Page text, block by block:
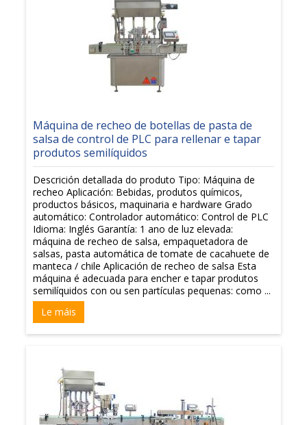
Máquina de recheo de botellas de pasta de
salsa de control de PLC para rellenar e tapar
produtos semilíquidos
Descrición detallada do produto Tipo: Máquina de
recheo Aplicación: Bebidas, produtos químicos,
productos básicos, maquinaria e hardware Grado
automático: Controlador automático: Control de PLC
Idioma: Inglés Garantía: 1 ano de luz elevada:
máquina de recheo de salsa, empaquetadora de
salsas, pasta automática de tomate de cacahuete de
manteca / chile Aplicación de recheo de salsa Esta
máquina é adecuada para encher e tapar produtos
semilíquidos con ou sen partículas pequenas: como ...
Le máis